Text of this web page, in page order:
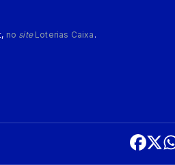
no siteLoterias Caixa .